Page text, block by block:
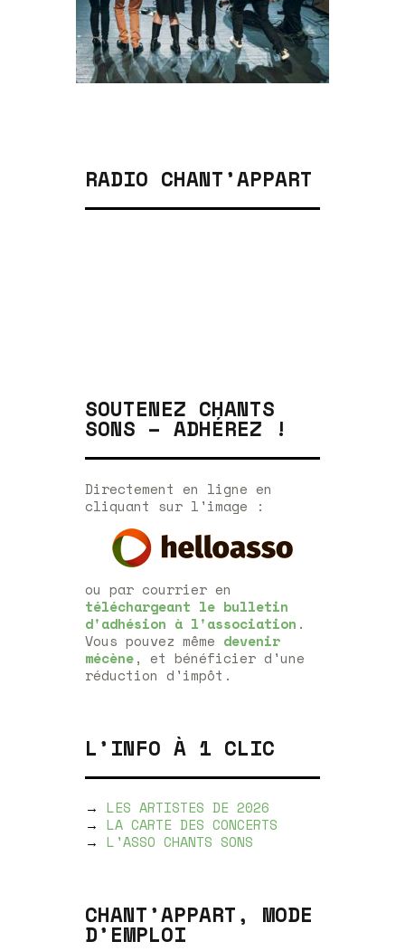
RADIO CHANT’APPART
SOUTENEZ CHANTS
SONS – ADHÉREZ !
Directement en ligne en
cliquant sur l'image :
ou par courrier en
téléchargeant le bulletin
d'adhésion à l'association .
Vous pouvez même devenir
mécène, et bénéficier d'une
réduction d'impôt.
L’INFO À 1 CLIC
→ LES ARTISTES DE 2026
→ LA CARTE DES CONCERTS
→ L'ASSO CHANTS SONS
CHANT’APPART, MODE
D’EMPLOI